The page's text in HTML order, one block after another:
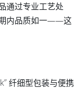
通过专业工艺处
期内品质如一——这
纤细型包装与便携